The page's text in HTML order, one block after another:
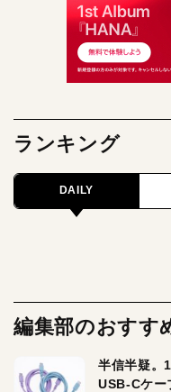
ランキング
DAILY
編集部のおすす
半信半疑。
USB-Cケー